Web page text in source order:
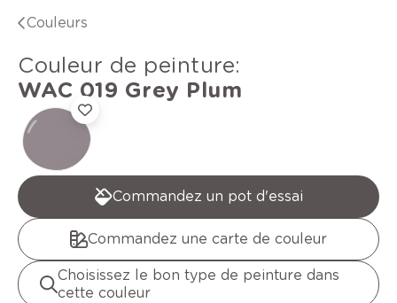
Couleurs
Couleur de peinture:
WAC 019 Grey Plum
Commandez un pot d'essai
Commandez une carte de couleur
Choisissez le bon type de peinture dans
cette couleur